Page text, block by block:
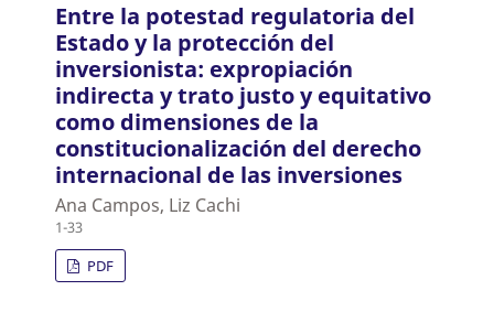
Entre la potestad regulatoria del
Estado y la protección del
inversionista: expropiación
indirecta y trato justo y equitativo
como dimensiones de la
constitucionalización del derecho
internacional de las inversiones
Ana Campos, Liz Cachi
1-33
PDF